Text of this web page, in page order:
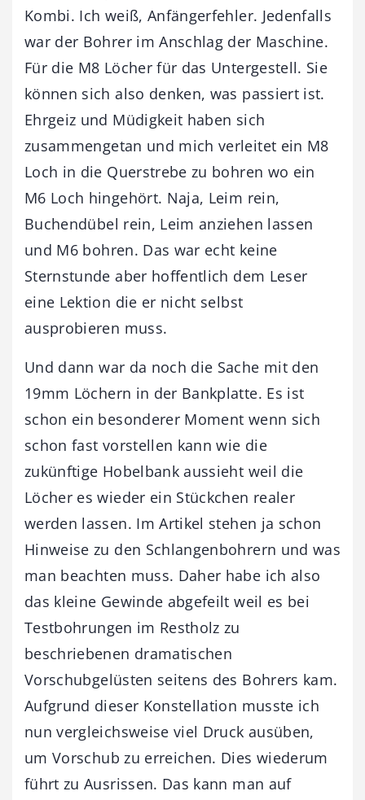
Kombi. Ich weiß, Anfängerfehler. Jedenfalls
war der Bohrer im Anschlag der Maschine.
Für die M8 Löcher für das Untergestell. Sie
können sich also denken, was passiert ist.
Ehrgeiz und Müdigkeit haben sich
zusammengetan und mich verleitet ein M8
Loch in die Querstrebe zu bohren wo ein
M6 Loch hingehört. Naja, Leim rein,
Buchendübel rein, Leim anziehen lassen
und M6 bohren. Das war echt keine
Sternstunde aber hoffentlich dem Leser
eine Lektion die er nicht selbst
ausprobieren muss.
Und dann war da noch die Sache mit den
19mm Löchern in der Bankplatte. Es ist
schon ein besonderer Moment wenn sich
schon fast vorstellen kann wie die
zukünftige Hobelbank aussieht weil die
Löcher es wieder ein Stückchen realer
werden lassen. Im Artikel stehen ja schon
Hinweise zu den Schlangenbohrern und was
man beachten muss. Daher habe ich also
das kleine Gewinde abgefeilt weil es bei
Testbohrungen im Restholz zu
beschriebenen dramatischen
Vorschubgelüsten seitens des Bohrers kam.
Aufgrund dieser Konstellation musste ich
nun vergleichsweise viel Druck ausüben,
um Vorschub zu erreichen. Dies wiederum
führt zu Ausrissen. Das kann man auf